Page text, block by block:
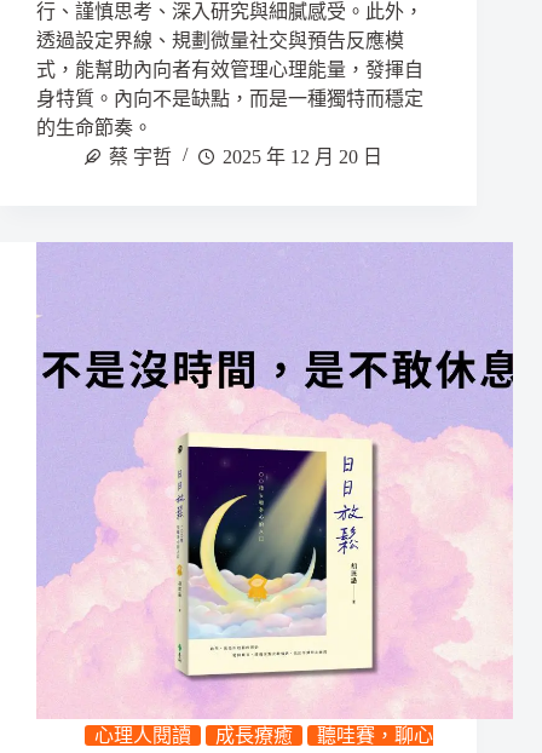
行、謹慎思考、深入研究與細膩感受。此外，
透過設定界線、規劃微量社交與預告反應模
式，能幫助內向者有效管理心理能量，發揮自
身特質。內向不是缺點，而是一種獨特而穩定
的生命節奏。
蔡 宇哲
2025 年 12 月 20 日
心理人閱讀 成長療癒
聽哇賽，聊心